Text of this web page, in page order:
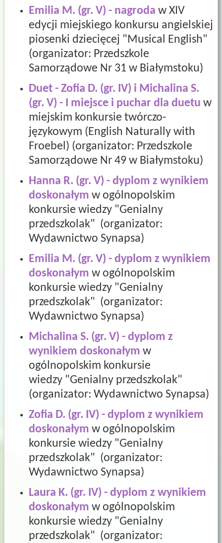
Emilia M. (gr. V) - nagroda w XIV
edycji miejskiego konkursu angielskiej
piosenki dziecięcej "Musical English"
(organizator: Przedszkole
Samorządowe Nr 31 w Białymstoku)
Duet - Zofia D. (gr. IV) i Michalina S.
(gr. V) - I miejsce i puchar dla duetu w
miejskim konkursie twórczo-
językowym (English Naturally with
Froebel) (organizator: Przedszkole
Samorządowe Nr 49 w Białymstoku)
Hanna R. (gr. V) - dyplom z wynikiem
doskonałym w ogólnopolskim
konkursie wiedzy "Genialny
przedszkolak" (organizator:
Wydawnictwo Synapsa)
Emilia M. (gr. V) - dyplom z wynikiem
doskonałym w ogólnopolskim
konkursie wiedzy "Genialny
przedszkolak" (organizator:
Wydawnictwo Synapsa)
Michalina S. (gr. V) - dyplom z
wynikiem doskonałym w
ogólnopolskim konkursie
wiedzy "Genialny przedszkolak"
(organizator: Wydawnictwo Synapsa)
Zofia D. (gr. IV) - dyplom z wynikiem
doskonałym w ogólnopolskim
konkursie wiedzy "Genialny
przedszkolak" (organizator:
Wydawnictwo Synapsa)
Laura K. (gr. IV) - dyplom z wynikiem
doskonałym w ogólnopolskim
konkursie wiedzy "Genialny
przedszkolak" (organizator: